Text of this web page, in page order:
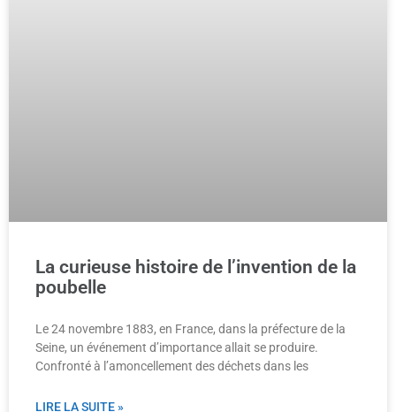
La curieuse histoire de l’invention de la
poubelle
Le 24 novembre 1883, en France, dans la préfecture de la
Seine, un événement d’importance allait se produire.
Confronté à l’amoncellement des déchets dans les
LIRE LA SUITE »